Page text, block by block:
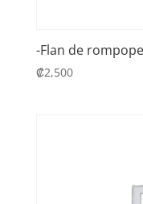
-Flan de rompope
₡2,500